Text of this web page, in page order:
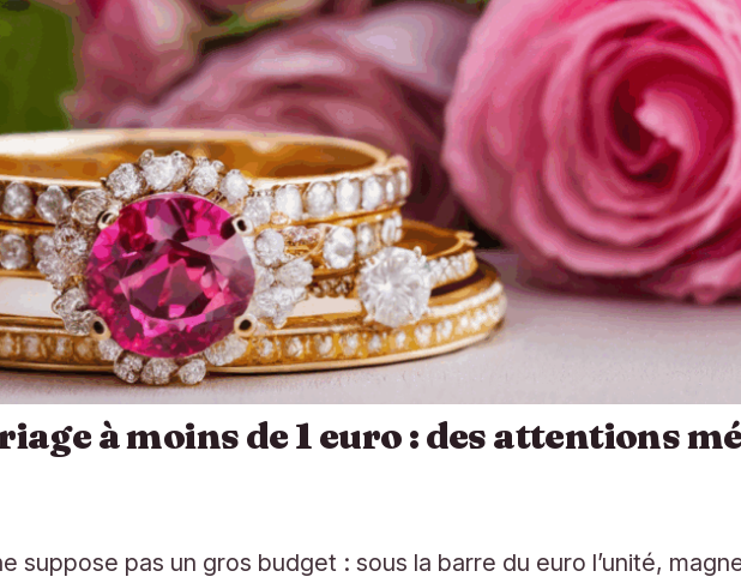
à moins de 1 euro : des attentions
suppose pas un gros budget : sous la barre du euro l’unité,